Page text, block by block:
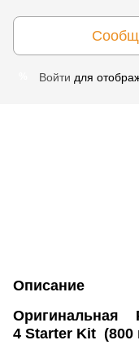
Войти для
Описание
4 Starter Kit (800